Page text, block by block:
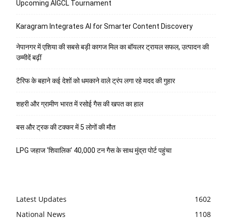
Upcoming AIGCL Tournament
Karagram Integrates AI for Smarter Content Discovery
नेपानगर में एशिया की सबसे बड़ी कागज मिल का बॉयलर ट्रायल सफल, उत्पादन की
उम्मीदें बढ़ीं
टैरिफ के बहाने कई देशों को धमकाने वाले ट्रंप लगा रहे मदद की गुहार
शहरी और ग्रामीण भारत में रसोई गैस की खपत का हाल
बस और ट्रक की टक्कर में 5 लोगों की मौत
LPG जहाज ‘शिवालिक’ 40,000 टन गैस के साथ मुंद्रा पोर्ट पहुंचा
Latest Updates
1602
National News
1108